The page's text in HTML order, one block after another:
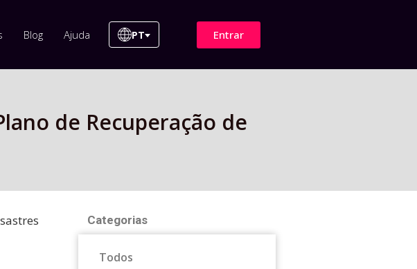
Blog Ajuda PT Entrar
de Recuperação de
Categorias
Todos